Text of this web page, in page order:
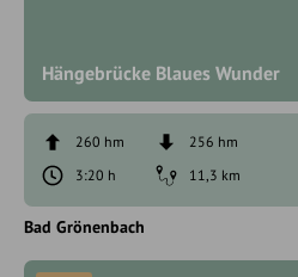
Hängebrücke Blaues Wunder
260 hm
256 hm
3:20 h
11,3 km
Bad Grönenbach